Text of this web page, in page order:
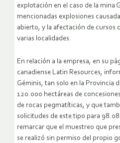
explotación en el caso de la mina
mencionadas explosiones
abierto, y la afectación de cursos
varias localidades.
En relación a la empresa, en su
canadiense Latin Resources,
Géminis, tan solo en la Provincia
120.000 hectáreas de
de rocas pegmatíticas, y que
solicitudes de este tipo para
remarcar que el muestreo que
se realizó sin permiso del propio